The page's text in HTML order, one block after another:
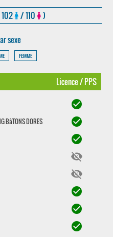
/ 110 )
sexe
FEMME
Licence / PPS
check_circle
BâTONS DORES check_circle
check_circle
visibility_off
visibility_off
check_circle
check_circle
check_circle